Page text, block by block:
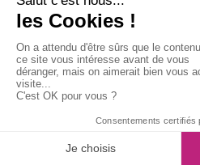
Crets En Belledonne
Rente :1 964 €
Valeur vénale :800 000 €
Plus de détails
Message